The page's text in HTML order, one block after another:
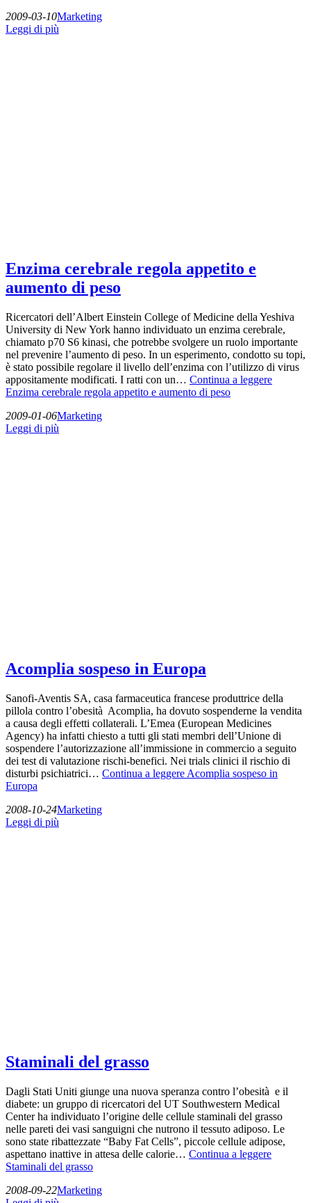
2009-03-10Marketing
Leggi di più
Enzima cerebrale regola appetito e
aumento di peso
Ricercatori dell’Albert Einstein College of Medicine della Yeshiva
University di New York hanno individuato un enzima cerebrale,
chiamato p70 S6 kinasi, che potrebbe svolgere un ruolo importante
nel prevenire l’aumento di peso. In un esperimento, condotto su topi,
è stato possibile regolare il livello dell’enzima con l’utilizzo di virus
appositamente modificati. I ratti con un… Continua a leggere
Enzima cerebrale regola appetito e aumento di peso
2009-01-06Marketing
Leggi di più
Acomplia sospeso in Europa
Sanofi-Aventis SA, casa farmaceutica francese produttrice della
pillola contro l’obesità Acomplia, ha dovuto sospenderne la vendita
a causa degli effetti collaterali. L’Emea (European Medicines
Agency) ha infatti chiesto a tutti gli stati membri dell’Unione di
sospendere l’autorizzazione all’immissione in commercio a seguito
dei test di valutazione rischi-benefici. Nei trials clinici il rischio di
disturbi psichiatrici… Continua a leggere Acomplia sospeso in
Europa
2008-10-24Marketing
Leggi di più
Staminali del grasso
Dagli Stati Uniti giunge una nuova speranza contro l’obesità e il
diabete: un gruppo di ricercatori del UT Southwestern Medical
Center ha individuato l’origine delle cellule staminali del grasso
nelle pareti dei vasi sanguigni che nutrono il tessuto adiposo. Le
sono state ribattezzate “Baby Fat Cells”, piccole cellule adipose,
aspettano inattive in attesa delle calorie… Continua a leggere
Staminali del grasso
2008-09-22Marketing